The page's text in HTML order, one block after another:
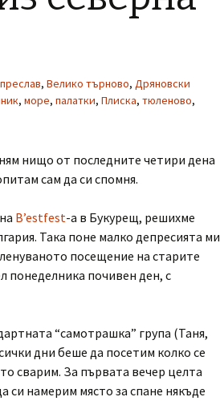
, Велико търново, Дряновски
, море, палатки, Плиска, тюленово,
нищо от последните четири дена
сам да си спомня.
B’estfest-а в Букурещ, решихме
Така поне малко депресията ми
посещение на старите
понеделника почивен ден, с
“самотрашка” група (Таня,
дни беше да посетим колко се
сварим. За първата вечер целта
намерим място за спане някъде